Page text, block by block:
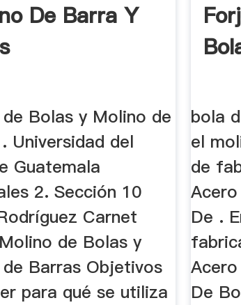
De Barra Y
Bolas y Molino de
Universidad del
Guatemala
2. Sección 10
Carnet
de Bolas y
Barras Objetivos
para qué se utiliza
bola
el
de
De .
De